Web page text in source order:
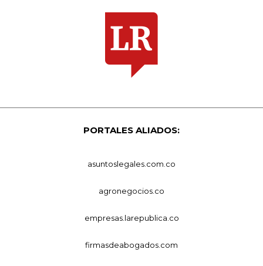
PORTALES ALIADOS:
asuntoslegales.com.co
agronegocios.co
empresas.larepublica.co
firmasdeabogados.com